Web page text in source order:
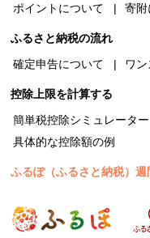
ポイントについて
寄附
ふるさと納税の流れ
確定申告について
ワ
控除上限を計算する
簡単税控除シミュレーター
具体的な控除額の例
ふるぽ（ふるさと納税）